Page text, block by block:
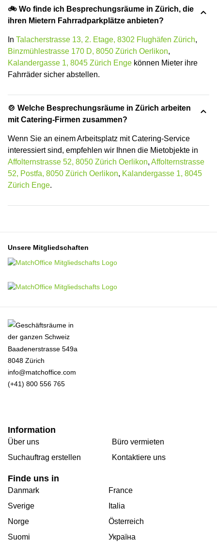
🚲 Wo finde ich Besprechungsräume in Zürich, die
ihren Mietern Fahrradparkplätze anbieten?
In Talacherstrasse 13, 2. Etage, 8302 Flughäfen Zürich,
Binzmühlestrasse 170 D, 8050 Zürich Oerlikon,
Kalandergasse 1, 8045 Zürich Enge können Mieter ihre
Fahrräder sicher abstellen.
🍲 Welche Besprechungsräume in Zürich arbeiten
mit Catering-Firmen zusammen?
Wenn Sie an einem Arbeitsplatz mit Catering-Service
interessiert sind, empfehlen wir Ihnen die Mietobjekte in
Affolternstrasse 52, 8050 Zürich Oerlikon, Affolternstrasse
52, Postfa, 8050 Zürich Oerlikon, Kalandergasse 1, 8045
Zürich Enge.
Unsere Mitgliedschaften
Baadenerstrasse 549a
8048 Zürich
info@matchoffice.com
(+41) 800 556 765
Information
Über uns
Suchauftrag erstellen
Büro vermieten
Kontaktiere uns
Finde uns in
Danmark
Sverige
Norge
Suomi
France
Italia
Österreich
Україна